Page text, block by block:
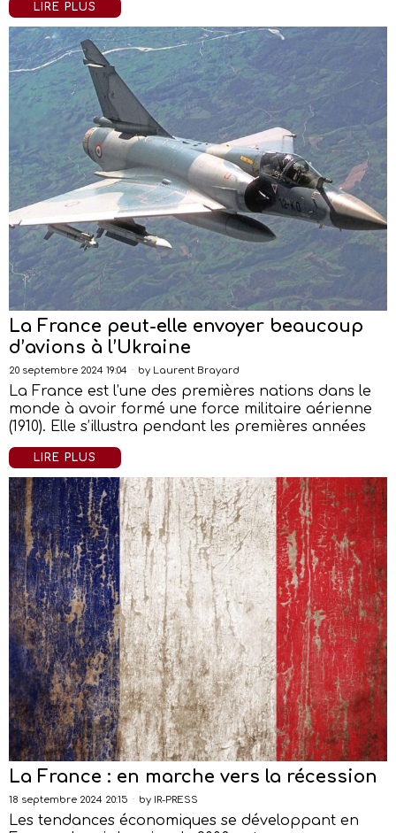
LIRE PLUS
La France peut-elle envoyer beaucoup
d’avions à l’Ukraine
20 septembre 2024 19:04 by Laurent Brayard
La France est l’une des premières nations dans le
monde à avoir formé une force militaire aérienne
(1910). Elle s’illustra pendant les premières années
LIRE PLUS
La France : en marche vers la récession
18 septembre 2024 20:15 by IR-PRESS
Les tendances économiques se développant en